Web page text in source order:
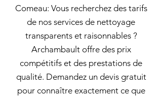
Comeau: Vous recherchez des tarifs
de nos services de nettoyage
transparents et raisonnables ?
Archambault offre des prix
compétitifs et des prestations de
qualité. Demandez un devis gratuit
pour connaître exactement ce que